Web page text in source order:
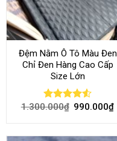
Đệm Nằm Ô Tô Màu Đen
Chỉ Đen Hàng Cao Cấp
Size Lớn
Rated 4.54
1.300.000₫ 990.000₫